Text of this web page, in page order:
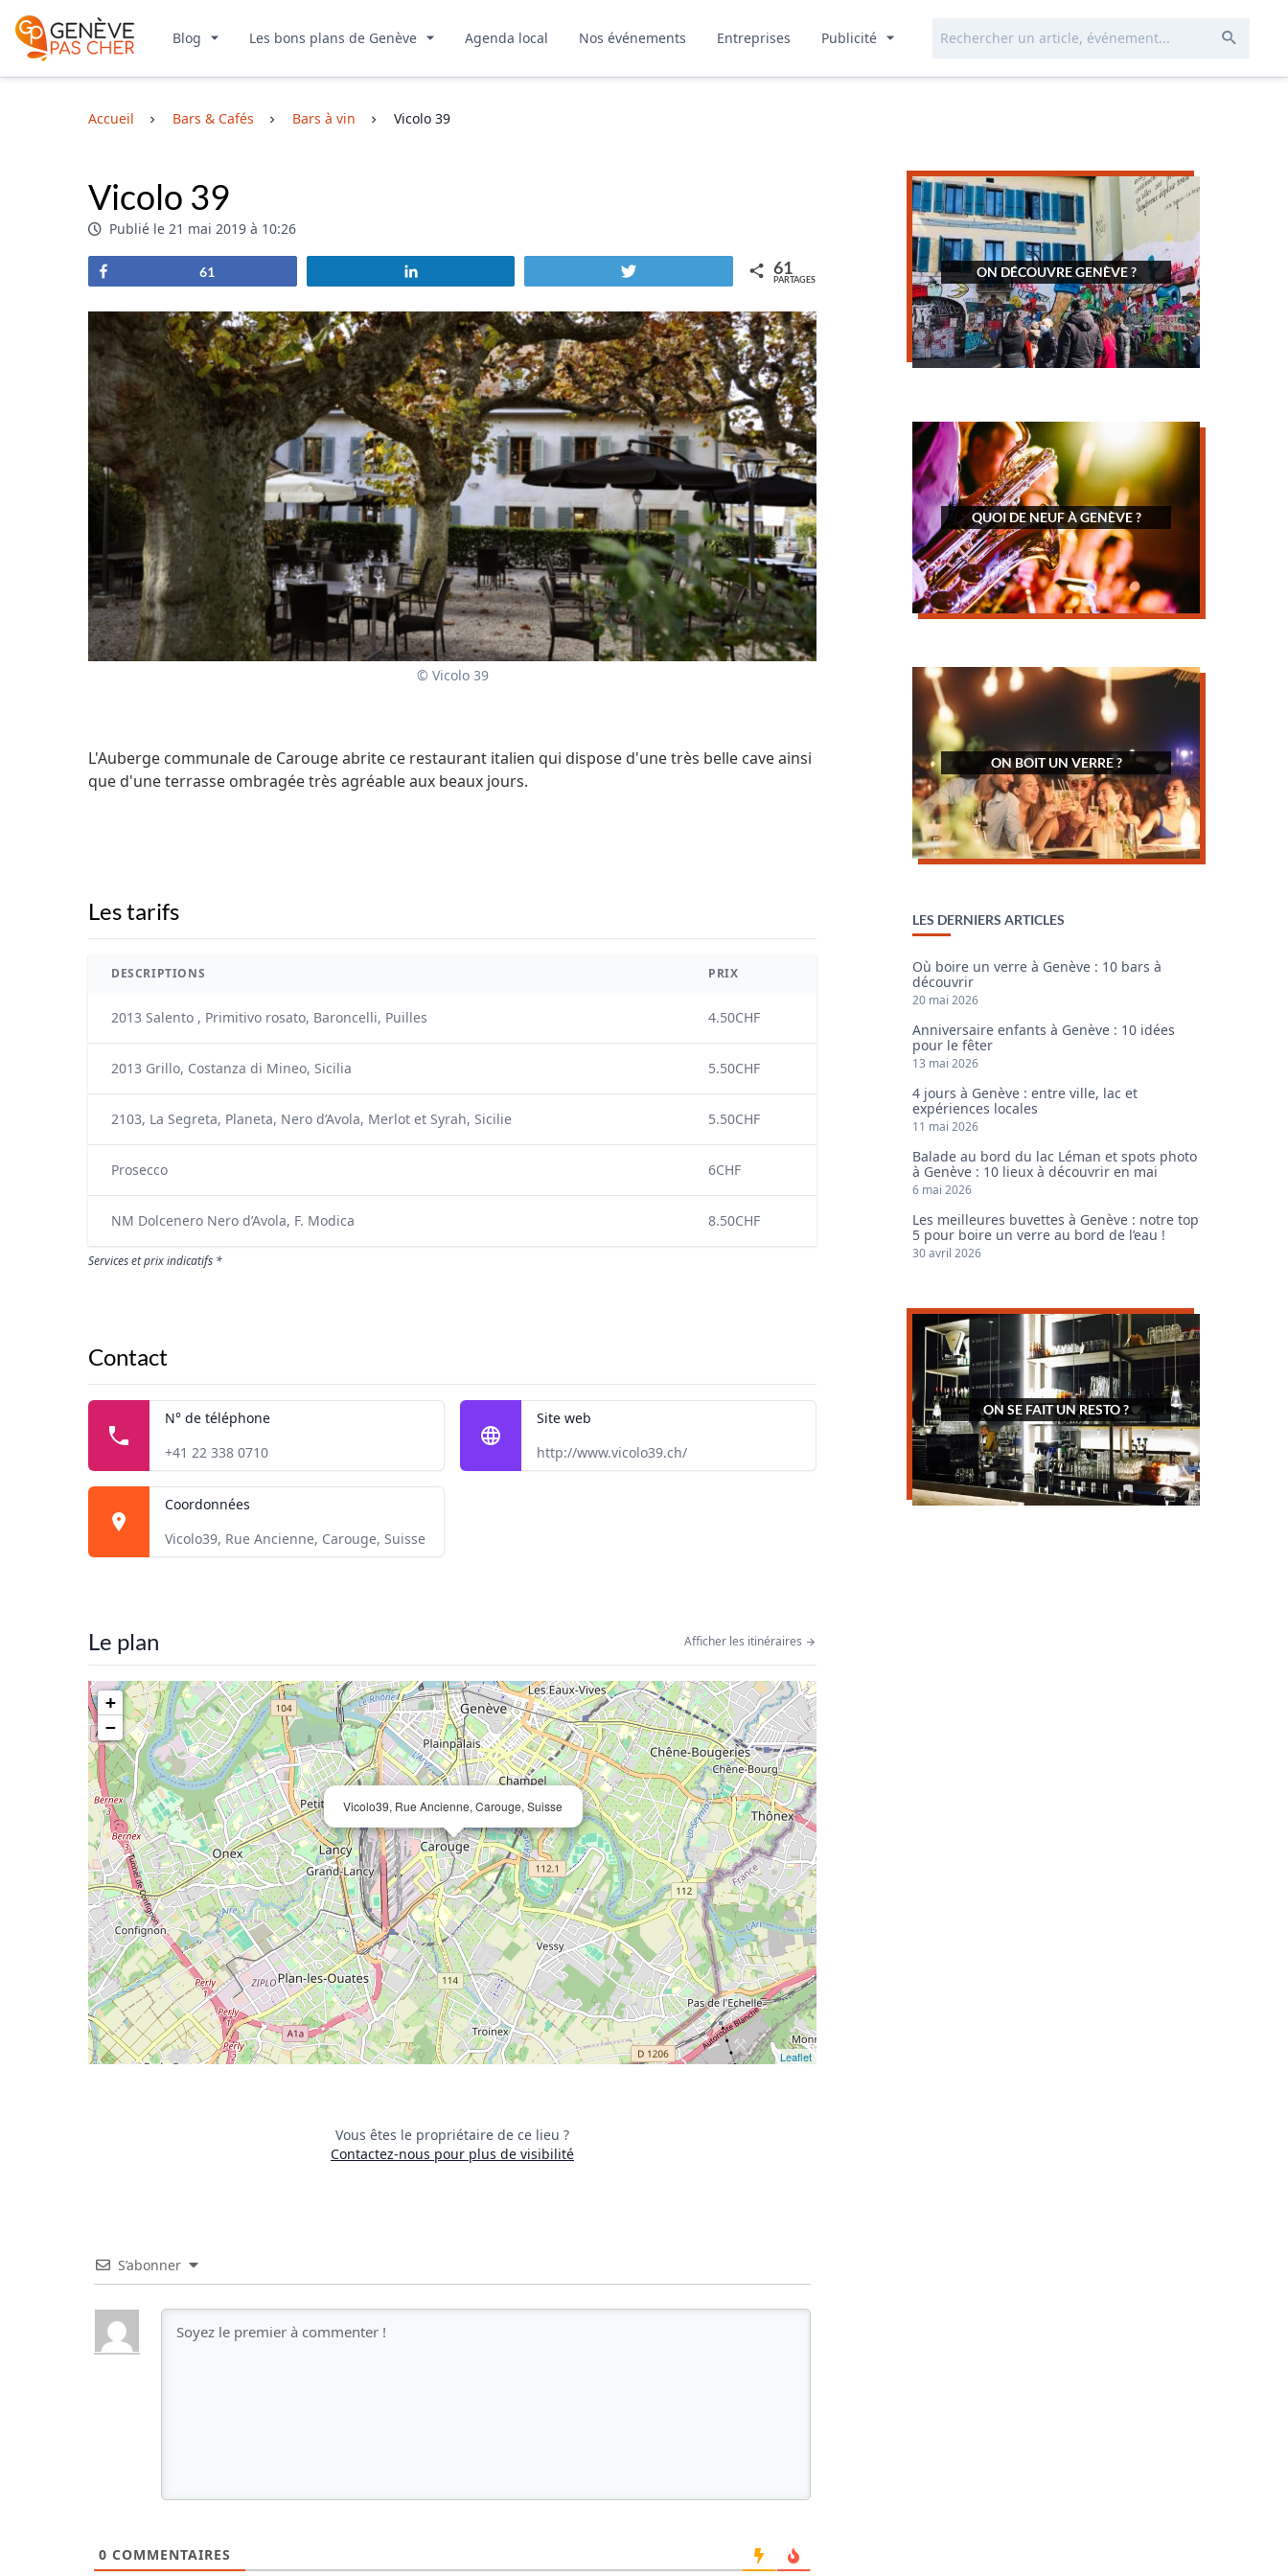
Blog Les bons plans de Genève Agenda local Nos événements Entreprises Publicité
Accueil Bars & Cafés Bars à vin Vicolo 39
Vicolo 39
Publié le 21 mai 2019 à 10:26
61 61
PARTAGES
© Vicolo 39
L'Auberge communale de Carouge abrite ce restaurant italien qui dispose d'une très belle cave ainsi
que d'une terrasse ombragée très agréable aux beaux jours.
Les tarifs
DESCRIPTIONS PRIX
2013 Salento , Primitivo rosato, Baroncelli, Puilles 4.50CHF
2013 Grillo, Costanza di Mineo, Sicilia 5.50CHF
2103, La Segreta, Planeta, Nero d’Avola, Merlot et Syrah, Sicilie 5.50CHF
Prosecco 6CHF
NM Dolcenero Nero d’Avola, F. Modica 8.50CHF
Services et prix indicatifs *
Contact
N° de téléphone
+41 22 338 0710
Site web
http://www.vicolo39.ch/
Coordonnées
Vicolo39, Rue Ancienne, Carouge, Suisse
Le plan Afficher les itinéraires
Vicolo39, Rue Ancienne, Carouge, Suisse
+
−
Leaflet
Vous êtes le propriétaire de ce lieu ?
Contactez-nous pour plus de visibilité
S’abonner
0 COMMENTAIRES
ON DÉCOUVRE GENÈVE ?
QUOI DE NEUF À GENÈVE ?
ON BOIT UN VERRE ?
LES DERNIERS ARTICLES
Où boire un verre à Genève : 10 bars à
découvrir
20 mai 2026
Anniversaire enfants à Genève : 10 idées
pour le fêter
13 mai 2026
4 jours à Genève : entre ville, lac et
expériences locales
11 mai 2026
Balade au bord du lac Léman et spots photo
à Genève : 10 lieux à découvrir en mai
6 mai 2026
Les meilleures buvettes à Genève : notre top
5 pour boire un verre au bord de l’eau !
30 avril 2026
ON SE FAIT UN RESTO ?